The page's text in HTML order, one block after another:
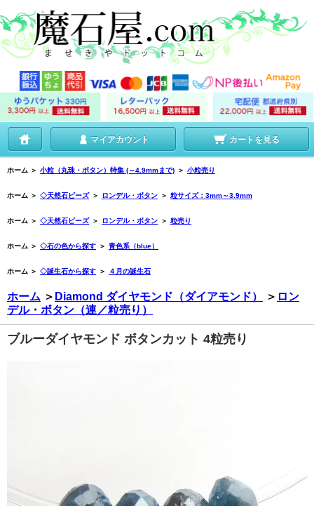
マイアカウント カートを見る
ホーム ＞ 小粒（丸珠・ボタン）特集 (～4.9mmまで) ＞ 小粒売り
ホーム ＞ ◇天然石ビーズ ＞ ロンデル・ボタン ＞ 粒サイズ：3mm～3.9mm
ホーム ＞ ◇天然石ビーズ ＞ ロンデル・ボタン ＞ 粒売り
ホーム ＞ ◇石の色から探す ＞ 青色系（blue）
ホーム ＞ ◇誕生石から探す ＞ ４月の誕生石
ホーム ＞ Diamond ダイヤモンド（ダイアモンド） ＞ ロン
デル・ボタン（連／粒売り）
ブルーダイヤモンド ボタンカット 4粒売り